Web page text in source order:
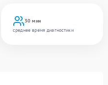
30 мин
среднее время диагностики